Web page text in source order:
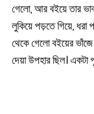
গেলো, আর বইয়ে তার
লুকিয়ে পড়তে গিয়ে, ধরা
থেকে গেলো বইয়ের
দেয়া উপহার ছিল।